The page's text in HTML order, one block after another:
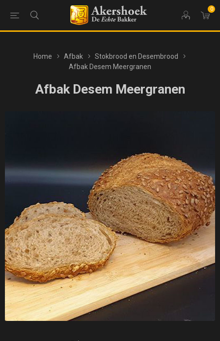
0
Home Afbak
Stokbrood en Desembrood
Afbak Desem Meergranen
Afbak Desem Meergranen